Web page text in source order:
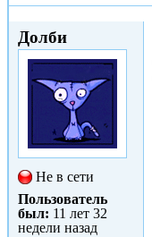
Долби
Не в сети
Пользователь
был: 11 лет 32
недели назад